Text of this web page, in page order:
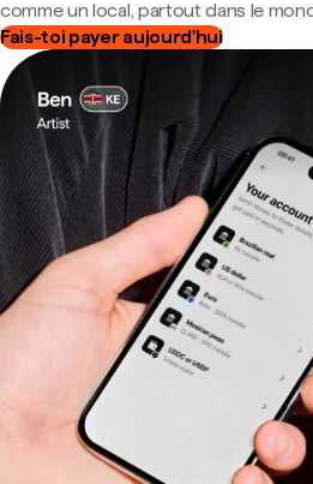
comme un local, partout dans le
Fais-toi payer aujourd'hui